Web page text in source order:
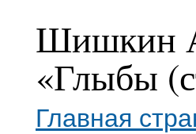
Шишкин
«Глыбы
Главная